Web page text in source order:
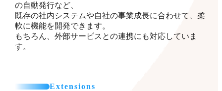
の自動発行など、
既存の社内システムや自社の事業成長に合わせて、柔
軟に機能を開発できます。
もちろん、外部サービスとの連携にも対応していま
す。
Extensions